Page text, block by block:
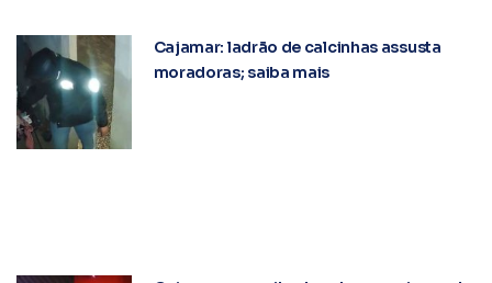
Cajamar: ladrão de calcinhas assusta
moradoras; saiba mais